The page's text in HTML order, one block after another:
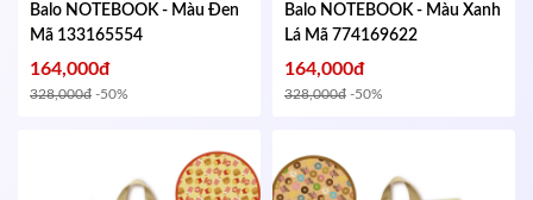
Balo NOTEBOOK - Màu Đen
Mã 133165554
164,000đ
328,000đ -50%
Balo NOTEBOOK - Màu Xanh
Lá Mã 774169622
164,000đ
328,000đ -50%